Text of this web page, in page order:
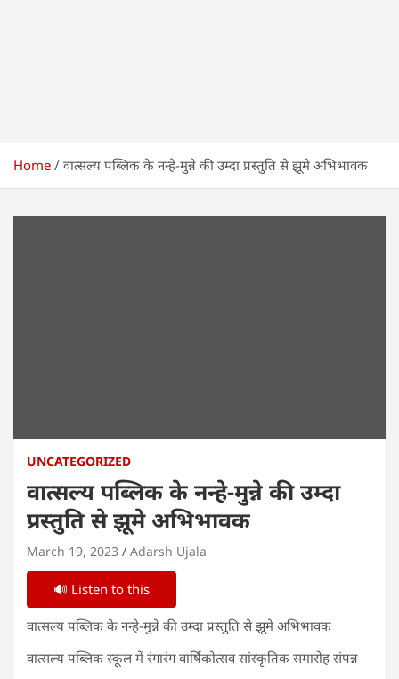
Home वात्सल्य पब्लिक के नन्हे-मुन्ने की उम्दा प्रस्तुति से झूमे अभिभावक
UNCATEGORIZED
वात्सल्य पब्लिक के नन्हे-मुन्ने की उम्दा
प्रस्तुति से झूमे अभिभावक
March 19, 2023 Adarsh Ujala
🔊 Listen to this
वात्सल्य पब्लिक के नन्हे-मुन्ने की उम्दा प्रस्तुति से झूमे अभिभावक
वात्सल्य पब्लिक स्कूल में रंगारंग वार्षिकोत्सव सांस्कृतिक समारोह संपन्न